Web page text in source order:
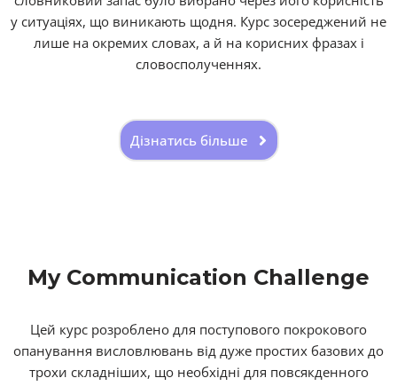
у ситуаціях, що виникають щодня. Курс зосереджений не
лише на окремих словах, а й на корисних фразах і
словосполученнях.
Дізнатись більше
My Communication Challenge
Цей курс розроблено для поступового покрокового
опанування висловлювань від дуже простих базових до
трохи складніших, що необхідні для повсякденного